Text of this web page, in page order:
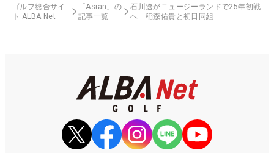
ゴルフ総合サイ
ト ALBA Net
「Asian」の
記事一覧
石川遼がニュージーランドで25年初戦
へ 稲森佑貴と初日同組